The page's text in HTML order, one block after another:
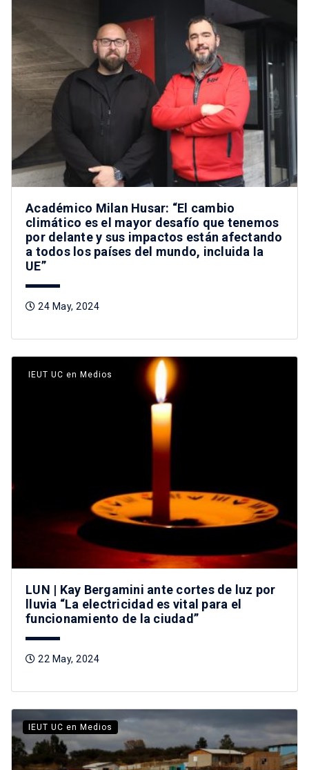
Académico Milan Husar: “El cambio
climático es el mayor desafío que tenemos
por delante y sus impactos están afectando
a todos los países del mundo, incluida la
UE”
24 May, 2024
IEUT UC en Medios
LUN | Kay Bergamini ante cortes de luz por
lluvia “La electricidad es vital para el
funcionamiento de la ciudad”
22 May, 2024
IEUT UC en Medios